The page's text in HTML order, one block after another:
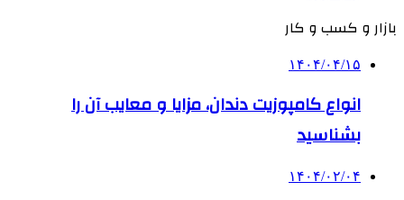
بازار و کسب و کار
۱۴۰۴/۰۴/۱۵
انواع کامپوزیت دندان، مزایا و معایب آن را
بشناسید
۱۴۰۴/۰۲/۰۴